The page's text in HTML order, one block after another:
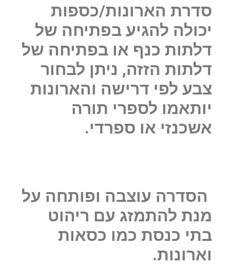
סדרת הארונות/כספות
יכולה להגיע בפתיחה של
דלתות כנף או בפתיחה של
דלתות הזזה, ניתן לבחור
צבע לפי דרישה והארונות
יותאמו לספרי תורה
אשכנזי או ספרדי.
הסדרה עוצבה ופותחה על
מנת להתמזג עם ריהוט
בתי כנסת כמו כסאות
וארונות.